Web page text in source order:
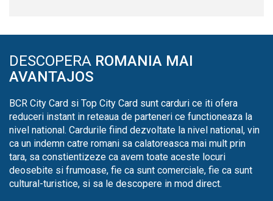
DESCOPERA ROMANIA MAI
AVANTAJOS
BCR City Card si Top City Card sunt carduri ce iti ofera
reduceri instant in reteaua de parteneri ce functioneaza la
nivel national. Cardurile fiind dezvoltate la nivel national, vin
ca un indemn catre romani sa calatoreasca mai mult prin
tara, sa constientizeze ca avem toate aceste locuri
deosebite si frumoase, fie ca sunt comerciale, fie ca sunt
cultural-turistice, si sa le descopere in mod direct.